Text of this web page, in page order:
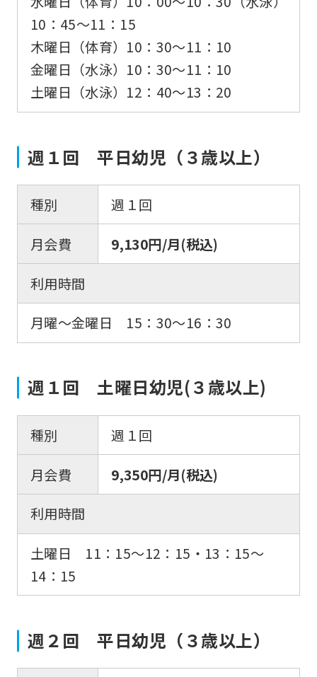
10：45〜11：15
木曜日（体育）10：30〜11：10
金曜日（水泳）10：30〜11：10
土曜日（水泳）12：40〜13：20
週１回 平日幼児（３歳以上）
種別
週１回
月会費
9,130円/月(税込)
利用時間
月曜〜金曜日 15：30〜16：30
週１回 土曜日幼児(３歳以上)
種別
週１回
月会費
9,350円/月(税込)
利用時間
土曜日 11：15～12：15・13：15〜
14：15
週２回 平日幼児（３歳以上）